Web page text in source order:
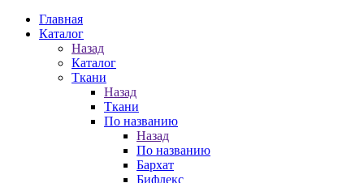
Главная
Каталог
Назад
Каталог
Ткани
Назад
Ткани
По названию
Назад
По названию
Бархат
Бифлекс